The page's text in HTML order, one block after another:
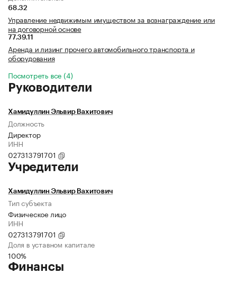
68.32
Управление недвижимым имуществом за вознаграждение или
на договорной основе
77.39.11
Аренда и лизинг прочего автомобильного транспорта и
оборудования
Посмотреть все (4)
Руководители
Хамидуллин Эльвир Вахитович
Должность
Директор
ИНН
027313791701
Учредители
Хамидуллин Эльвир Вахитович
Тип субъекта
Физическое лицо
ИНН
027313791701
Доля в уставном капитале
100%
Финансы